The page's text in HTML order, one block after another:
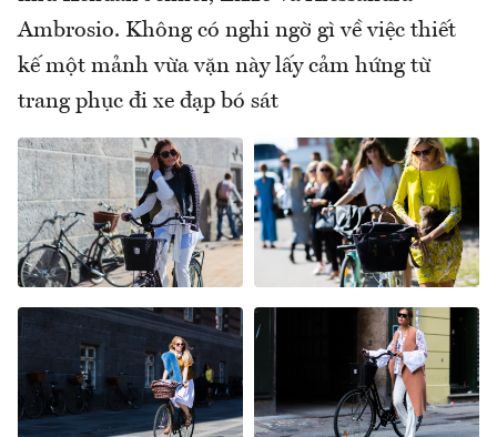
Ambrosio. Không có nghi ngờ gì về việc thiết
kế một mảnh vừa vặn này lấy cảm hứng từ
trang phục đi xe đạp bó sát